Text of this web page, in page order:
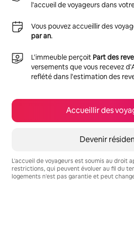
l'accueil de voyageurs dans
Vous pouvez accueillir des
par an.
L'immeuble perçoit Part des
versements que vous recevez
reflété dans l'estimation des
Accueillir des
Devenir
L'accueil de voyageurs est soumis au droit
restrictions, qui peuvent évoluer au fil du
logements n'est pas garantie et peut